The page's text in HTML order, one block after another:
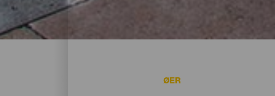
øen eller for at koble af fra rutinen i et par dage med
ØER